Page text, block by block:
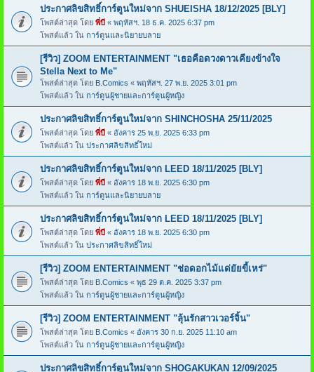
ประกาศลิขสิทธิ์การ์ตูนใหม่จาก SHUEISHA 18/12/2025 [BLY]
โพสต์ล่าสุด โดย พี่บี « พฤหัสฯ. 18 ธ.ค. 2025 6:37 pm
โพสต์แล้ว ใน การ์ตูนและนิยายบลาย
[รีวิว] ZOOM ENTERTAINMENT "เธอคือดวงดาวเคียงข้างใจ
Stella Next to Me"
โพสต์ล่าสุด โดย B.Comics « พฤหัสฯ. 27 พ.ย. 2025 3:01 pm
โพสต์แล้ว ใน การ์ตูนผู้ชายและการ์ตูนผู้หญิง
ประกาศลิขสิทธิ์การ์ตูนใหม่จาก SHINCHOSHA 25/11/2025
โพสต์ล่าสุด โดย พี่บี « อังคาร 25 พ.ย. 2025 6:33 pm
โพสต์แล้ว ใน ประกาศลิขสิทธิ์ใหม่
ประกาศลิขสิทธิ์การ์ตูนใหม่จาก LEED 18/11/2025 [BLY]
โพสต์ล่าสุด โดย พี่บี « อังคาร 18 พ.ย. 2025 6:30 pm
โพสต์แล้ว ใน การ์ตูนและนิยายบลาย
ประกาศลิขสิทธิ์การ์ตูนใหม่จาก LEED 18/11/2025 [BLY]
โพสต์ล่าสุด โดย พี่บี « อังคาร 18 พ.ย. 2025 6:30 pm
โพสต์แล้ว ใน ประกาศลิขสิทธิ์ใหม่
[รีวิว] ZOOM ENTERTAINMENT "ช่อดอกไม้แด่ยัยขี้เหร่"
โพสต์ล่าสุด โดย B.Comics « พุธ 29 ต.ค. 2025 3:37 pm
โพสต์แล้ว ใน การ์ตูนผู้ชายและการ์ตูนผู้หญิง
[รีวิว] ZOOM ENTERTAINMENT "ลุ้นรักสาวเวอร์จิ้น"
โพสต์ล่าสุด โดย B.Comics « อังคาร 30 ก.ย. 2025 11:10 am
โพสต์แล้ว ใน การ์ตูนผู้ชายและการ์ตูนผู้หญิง
ประกาศลิขสิทธิ์การ์ตูนใหม่จาก SHOGAKUKAN 12/09/2025